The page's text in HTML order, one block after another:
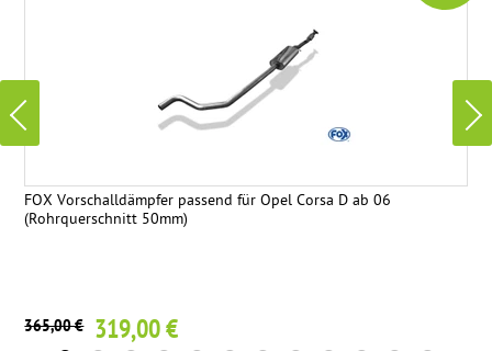
FOX Vorschalldämpfer passend für Opel Corsa D ab 06
(Rohrquerschnitt 50mm)
365,00 € 319,00 €